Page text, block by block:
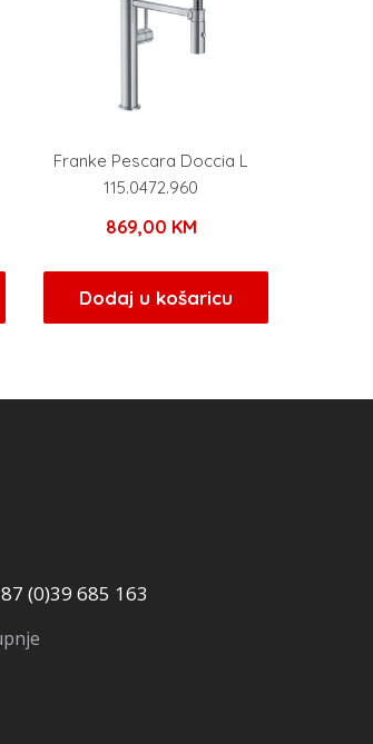
Franke Pescara Doccia L
115.0472.960
869,00 KM
Dodaj u košaricu
(0)39 685 163